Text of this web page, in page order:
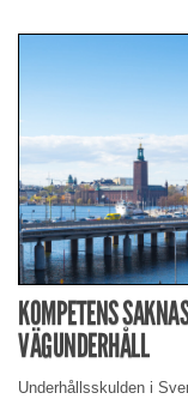
KOMPETENS
VÄGUNDERHÅLL
Underhållsskulden i